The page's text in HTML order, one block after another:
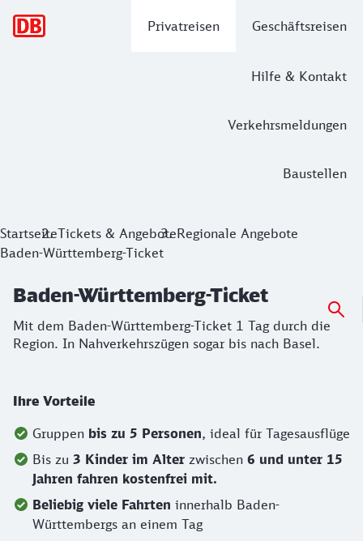
Privatreisen Geschäftsreisen
Hilfe & Kontakt
Verkehrsmeldungen
Baustellen
Baden-Württemberg-Ticket
Mit dem Baden-Württemberg-Ticket 1 Tag durch die
StartseiteTickets & AngeboteRegionale Angebote
Baden-Württemberg-Ticket
Baden-Württemberg-Ticket
Mit dem Baden-Württemberg-Ticket 1 Tag durch die
Region. In Nahverkehrszügen sogar bis nach Basel.
Ihre Vorteile
Gruppen bis zu 5 Personen, ideal für Tagesausflüge
Bis zu 3 Kinder im Alter zwischen 6 und unter 15
Jahren fahren kostenfrei mit.
Beliebig viele Fahrten innerhalb Baden-
Württembergs an einem Tag